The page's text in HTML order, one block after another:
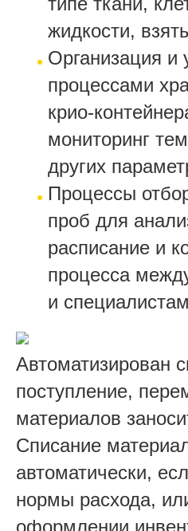
жидкости,
Организация и
процессами
крио-
мониторинг
других
Процессы
проб для
расписание и
процесса
и
Автоматизирован
поступление,
материалов
Списание
автоматически,
нормы расхода,
оформлении